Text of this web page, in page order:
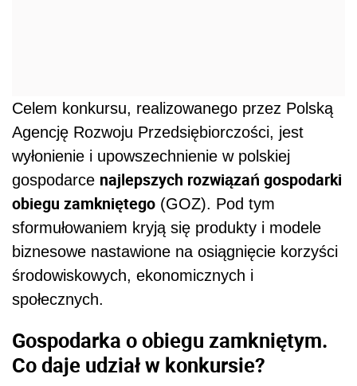
Celem konkursu, realizowanego przez Polską
Agencję Rozwoju Przedsiębiorczości, jest
wyłonienie i upowszechnienie w polskiej
gospodarce najlepszych rozwiązań gospodarki
obiegu zamkniętego (GOZ). Pod tym
sformułowaniem kryją się produkty i modele
biznesowe nastawione na osiągnięcie korzyści
środowiskowych, ekonomicznych i
społecznych.
Gospodarka o obiegu zamkniętym.
Co daje udział w konkursie?